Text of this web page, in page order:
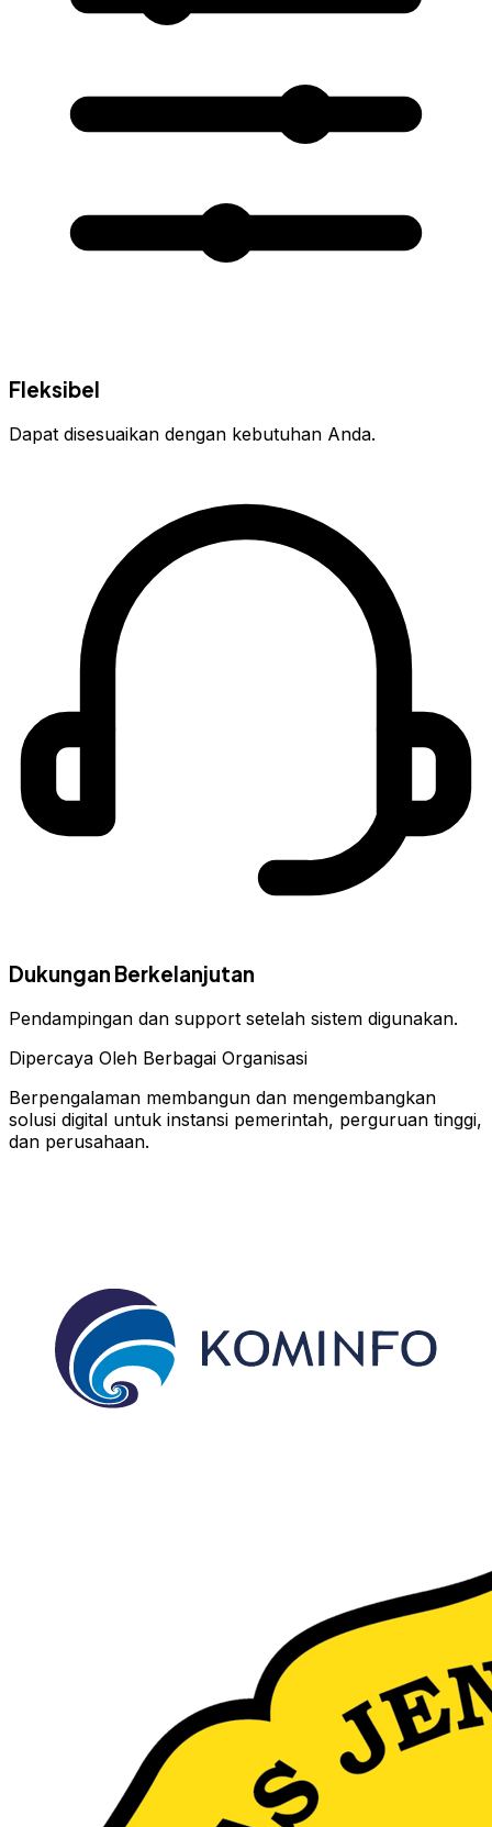
Fleksibel
Dapat disesuaikan dengan kebutuhan Anda.
Dukungan Berkelanjutan
Pendampingan dan support setelah sistem digunakan.
Dipercaya Oleh Berbagai Organisasi
Berpengalaman membangun dan mengembangkan
solusi digital untuk instansi pemerintah, perguruan tinggi,
dan perusahaan.